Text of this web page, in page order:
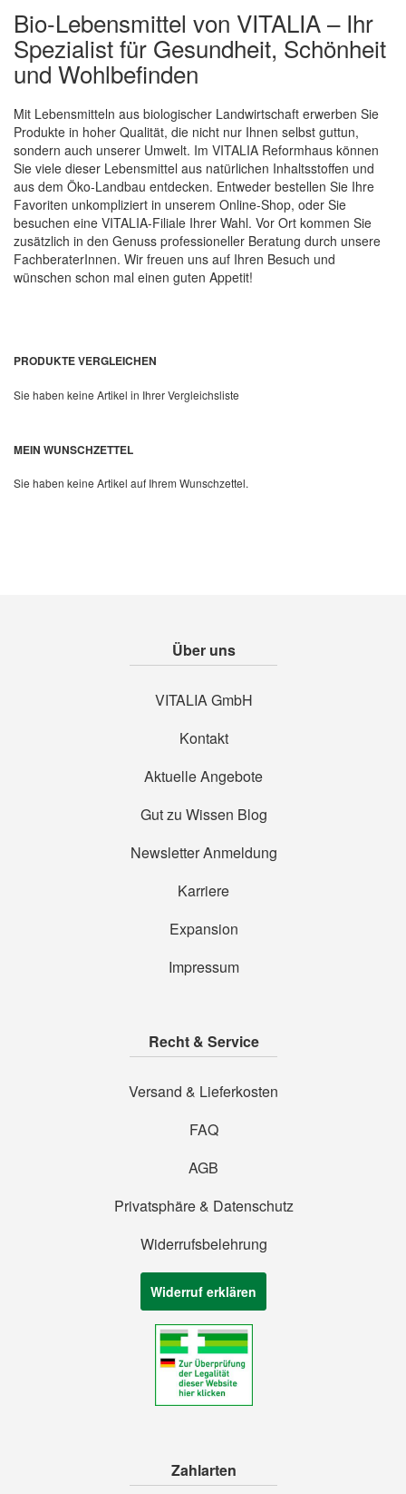
Bio-Lebensmittel von VITALIA – Ihr
Spezialist für Gesundheit, Schönheit
und Wohlbefinden
Mit Lebensmitteln aus biologischer Landwirtschaft erwerben Sie
Produkte in hoher Qualität, die nicht nur Ihnen selbst guttun,
sondern auch unserer Umwelt. Im VITALIA Reformhaus können
Sie viele dieser Lebensmittel aus natürlichen Inhaltsstoffen und
aus dem Öko-Landbau entdecken. Entweder bestellen Sie Ihre
Favoriten unkompliziert in unserem Online-Shop, oder Sie
besuchen eine VITALIA-Filiale Ihrer Wahl. Vor Ort kommen Sie
zusätzlich in den Genuss professioneller Beratung durch unsere
FachberaterInnen. Wir freuen uns auf Ihren Besuch und
wünschen schon mal einen guten Appetit!
PRODUKTE VERGLEICHEN
Sie haben keine Artikel in Ihrer Vergleichsliste
MEIN WUNSCHZETTEL
Sie haben keine Artikel auf Ihrem Wunschzettel.
Über uns
VITALIA GmbH
Kontakt
Aktuelle Angebote
Gut zu Wissen Blog
Newsletter Anmeldung
Karriere
Expansion
Impressum
Recht & Service
Versand & Lieferkosten
FAQ
AGB
Privatsphäre & Datenschutz
Widerrufsbelehrung
Widerruf erklären
Zahlarten